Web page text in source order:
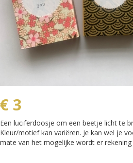
€ 3
Een luciferdoosje om een beetje licht te
Kleur/motief kan variëren. Je kan wel je
mate van het mogelijke wordt er